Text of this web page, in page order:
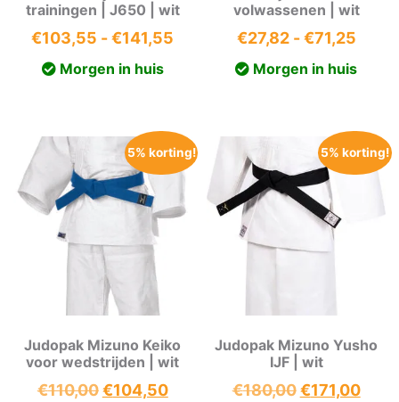
trainingen | J650 | wit
€103,55 - €141,55 Prijsklasse:
€103,55
Morgen in huis
volwassenen | wit
€27,82 - €71,25
Morgen in huis
5% korting!
Judopak Mizuno Keiko
voor wedstrijden | wit
€110,00Oorspronkelijke
€104,50Huidige
5% korting!
Judopak Mizuno Yusho
IJF | wit
€180,00 €171,00